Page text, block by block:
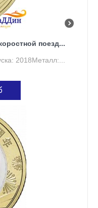
поезд...
2018Металл:...